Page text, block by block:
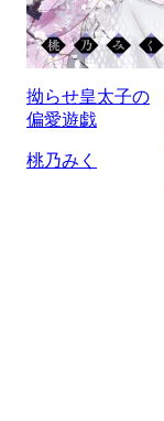
拗らせ皇太子の
偏愛遊戯
桃乃みく